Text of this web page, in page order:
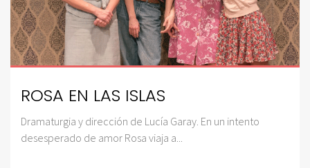
ROSA EN LAS ISLAS
Dramaturgia y dirección de Lucía Garay. En un intento
desesperado de amor Rosa viaja a...